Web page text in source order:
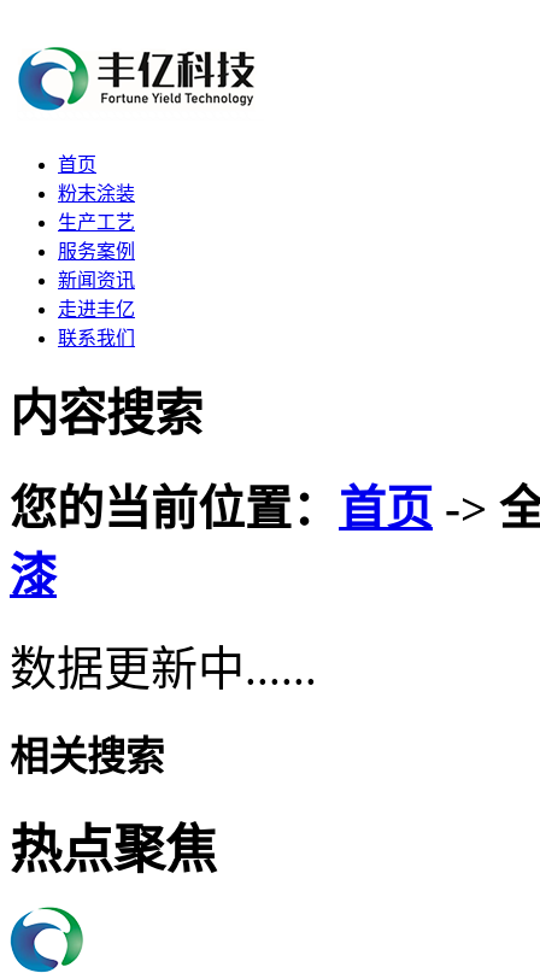
首页
粉末涂装
生产工艺
服务案例
新闻资讯
走进丰亿
联系我们
内容搜索
您的当前位置： 首页 ->
漆
数据更新中......
相关搜索
热点聚焦